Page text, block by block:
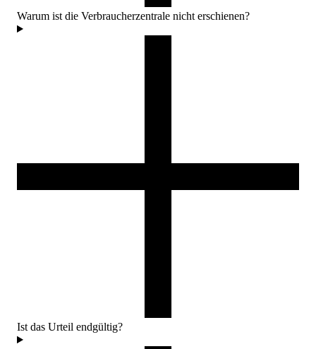
Warum ist die Verbraucherzentrale nicht erschienen?
Ist das Urteil endgültig?